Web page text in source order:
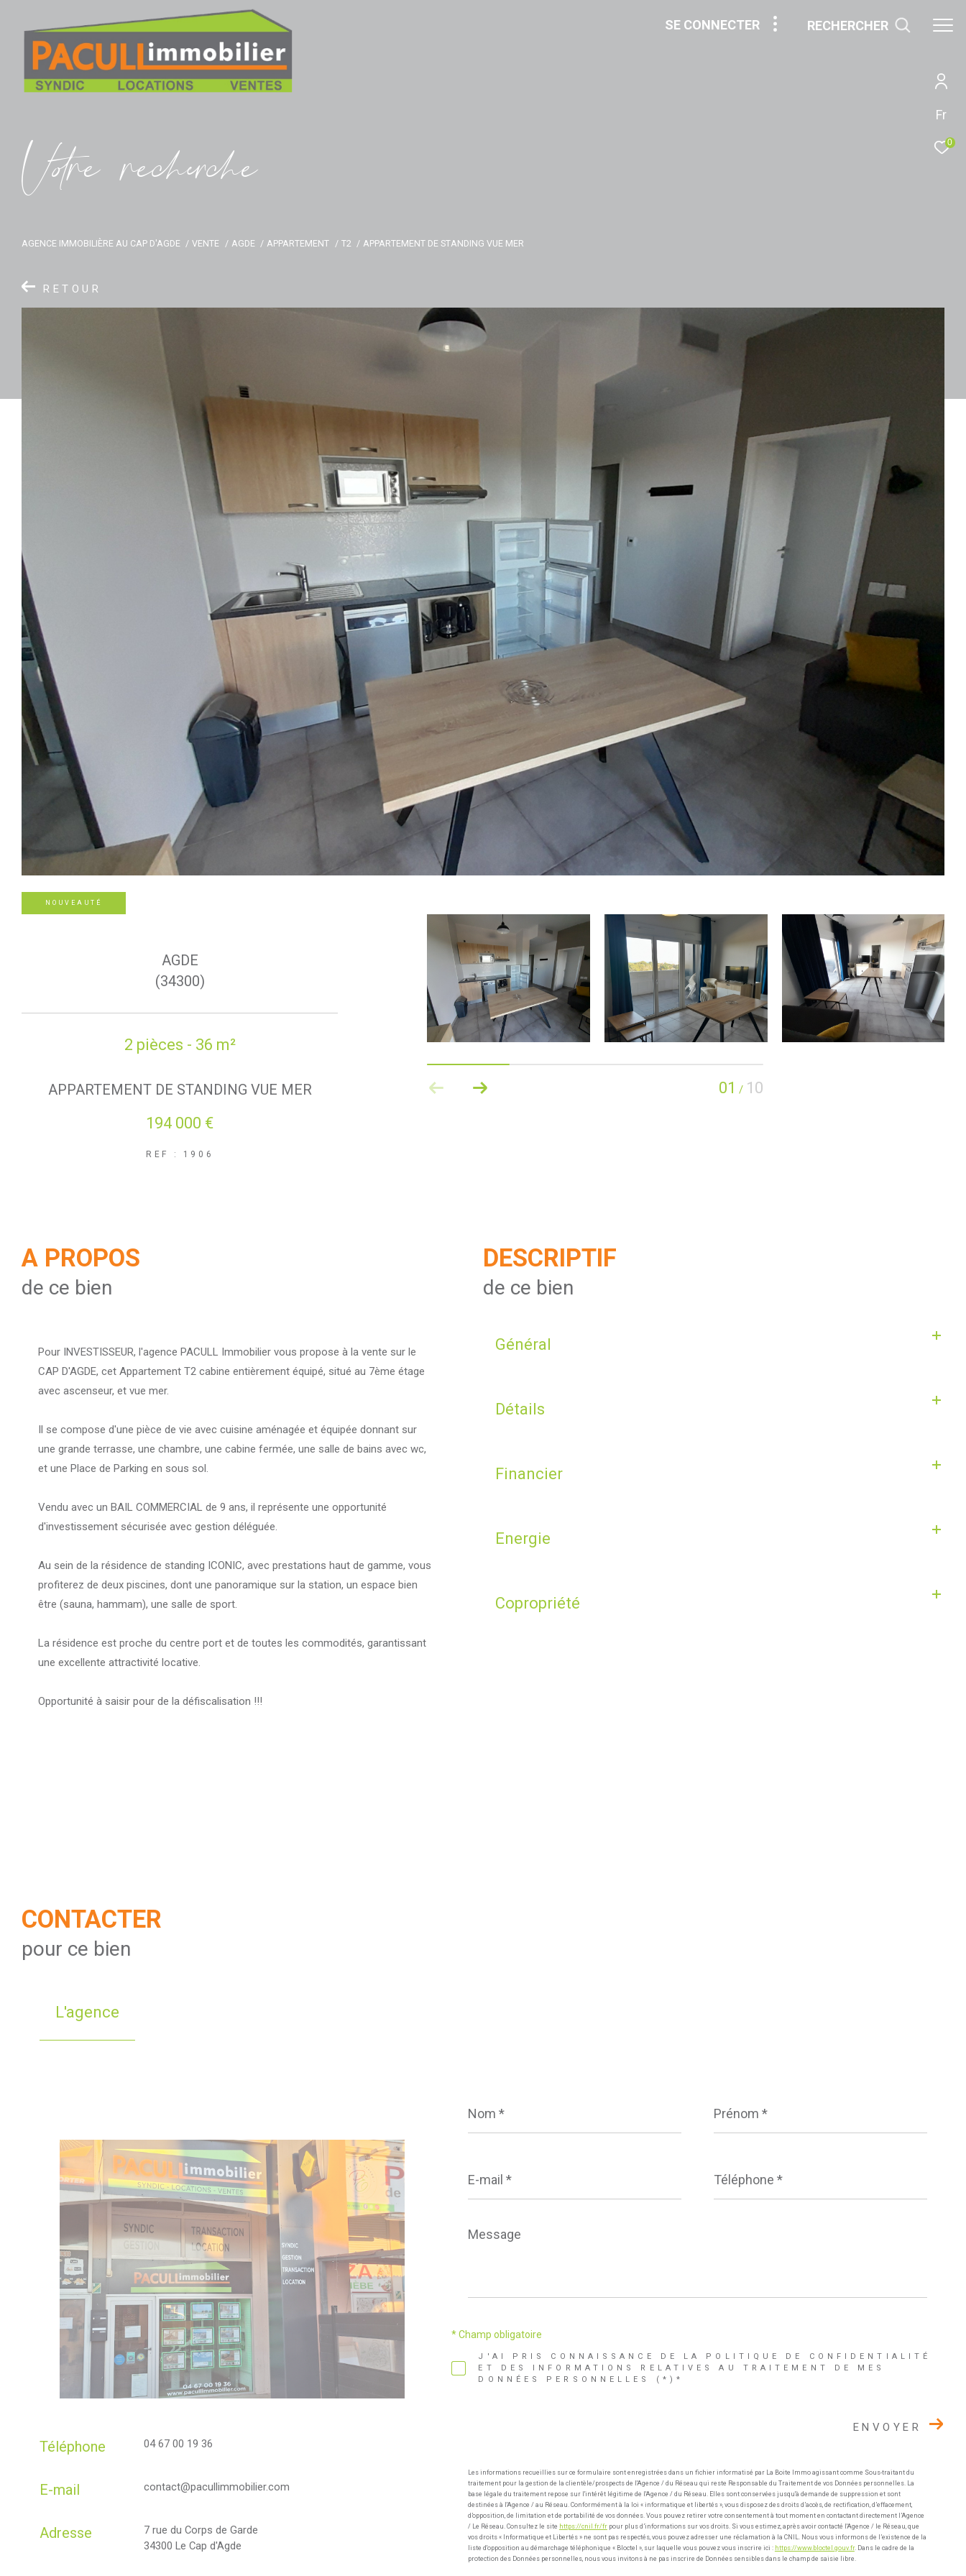
Fr
0
SE CONNECTER RECHERCHER
Vore recece
AGENCE IMMOBILIÈRE AU CAP D'AGDE VENTE AGDE APPARTEMENT T2 APPARTEMENT DE STANDING VUE MER
RETOUR
NOUVEAUTÉ
01 / 10
AGDE
(34300)
2 pièces - 36 m²
APPARTEMENT DE STANDING VUE MER
194 000 €
REF : 1906
A PROPOS
de ce bien
Pour INVESTISSEUR, l'agence PACULL Immobilier vous propose à la vente sur le
CAP D'AGDE, cet Appartement T2 cabine entièrement équipé, situé au 7ème étage
avec ascenseur, et vue mer.
Il se compose d'une pièce de vie avec cuisine aménagée et équipée donnant sur
une grande terrasse, une chambre, une cabine fermée, une salle de bains avec wc,
et une Place de Parking en sous sol.
Vendu avec un BAIL COMMERCIAL de 9 ans, il représente une opportunité
d'investissement sécurisée avec gestion déléguée.
Au sein de la résidence de standing ICONIC, avec prestations haut de gamme, vous
profiterez de deux piscines, dont une panoramique sur la station, un espace bien
être (sauna, hammam), une salle de sport.
La résidence est proche du centre port et de toutes les commodités, garantissant
une excellente attractivité locative.
Opportunité à saisir pour de la défiscalisation !!!
DESCRIPTIF
de ce bien
Général
Détails
Financier
Energie
Copropriété
CONTACTER
pour ce bien
L'agence
Téléphone 04 67 00 19 36
E-mail contact@pacullimmobilier.com
Adresse
7 rue du Corps de Garde
34300 Le Cap d'Agde
*
*
mail
*
*
Message
*
J'AI PRIS CONNAISSANCE DE LA POLITIQUE DE CONFIDENTIALITÉ
ET DES INFORMATIONS RELATIVES AU TRAITEMENT DE MES
DONNÉES PERSONNELLES (*)*
* Champ obligatoire
ENVOYER
Les informations recueillies sur ce formulaire sont enregistrées dans un fichier informatisé par La Boite Immo agissant comme Sous-traitant du
traitement pour la gestion de la clientèle/prospects de l'Agence / du Réseau qui reste Responsable du Traitement de vos Données personnelles. La
base légale du traitement repose sur l'intérêt légitime de l'Agence / du Réseau. Elles sont conservées jusqu'à demande de suppression et sont
destinées à l'Agence / au Réseau. Conformément à la loi « informatique et libertés », vous disposez des droits d’accès, de rectification, d’effacement,
d’opposition, de limitation et de portabilité de vos données. Vous pouvez retirer votre consentement à tout moment en contactant directement l’Agence
/ Le Réseau. Consultez le site https://cnil.fr/frpour plus d’informations sur vos droits. Si vous estimez, après avoir contacté l'Agence / le Réseau, que
vos droits « Informatique et Libertés » ne sont pas respectés, vous pouvez adresser une réclamation à la CNIL. Nous vous informons de l’existence de la
liste d'opposition au démarchage téléphonique « Bloctel », sur laquelle vous pouvez vous inscrire ici : https://www.bloctel.gouv.fr. Dans le cadre de la
protection des Données personnelles, nous vous invitons à ne pas inscrire de Données sensibles dans le champ de saisie libre.